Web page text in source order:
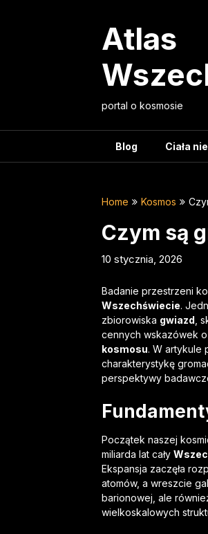
Atlas
portal o kosmosie
Blog Ciała
Home Kosmos
Czym są
10 stycznia, 2026
Badanie przestrzeni
Wszechświecie.
zbiorowiska gwiazd ,
cennych wskazówek
kosmosu. W artykule
charakterystykę
perspektywy
Początek naszej
miliarda lat cały
Ekspansja zaczęła
atomów, a wreszcie
barionowej, ale
wielkoskalowych